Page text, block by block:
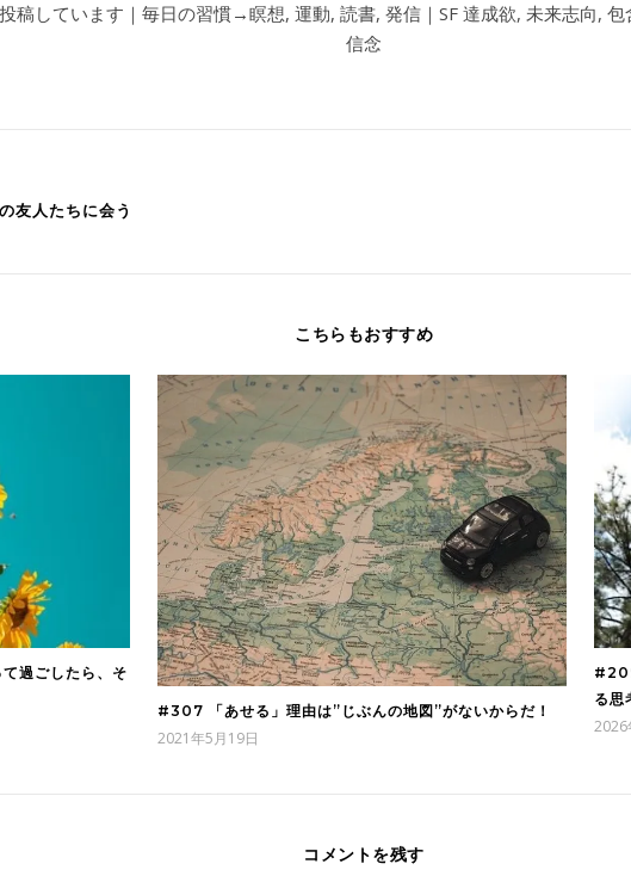
投稿しています｜毎日の習慣→瞑想, 運動, 読書, 発信｜SF 達成欲, 未来志向, 包
信念
友人たちに会う
こちらもおすすめ
過ごしたら、そ
#307 「あせる」理由は”じぶんの地図”がないからだ！
2021年5月19日
る思
2026
コメントを残す